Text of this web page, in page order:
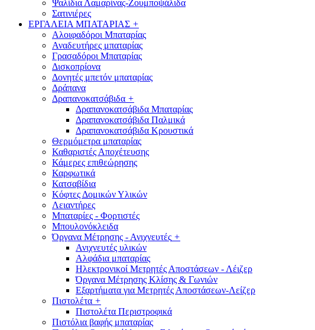
Ψαλίδια Λαμαρίνας-Ζουμποψάλιδα
Σατινιέρες
ΕΡΓΑΛΕΙΑ ΜΠΑΤΑΡΙΑΣ +
Αλοιφαδόροι Μπαταρίας
Αναδευτήρες μπαταρίας
Γρασαδόροι Μπαταρίας
Δισκοπρίονα
Δονητές μπετόν μπαταρίας
Δράπανα
Δραπανοκατσάβιδα +
Δραπανοκατσάβιδα Μπαταρίας
Δραπανοκατσάβιδα Παλμικά
Δραπανοκατσάβιδα Κρουστικά
Θερμόμετρα μπαταρίας
Καθαριστές Αποχέτευσης
Κάμερες επιθεώρησης
Καρφωτικά
Κατσαβίδια
Κόφτες Δομικών Υλικών
Λειαντήρες
Μπαταρίες - Φορτιστές
Μπουλονόκλειδα
Όργανα Μέτρησης - Ανιχνευτές +
Ανιχνευτές υλικών
Αλφάδια μπαταρίας
Ηλεκτρονικοί Μετρητές Αποστάσεων - Λέιζερ
Όργανα Μέτρησης Κλίσης & Γωνιών
Εξαρτήματα για Μετρητές Αποστάσεων-Λείζερ
Πιστολέτα +
Πιστολέτα Περιστροφικά
Πιστόλια βαφής μπαταρίας